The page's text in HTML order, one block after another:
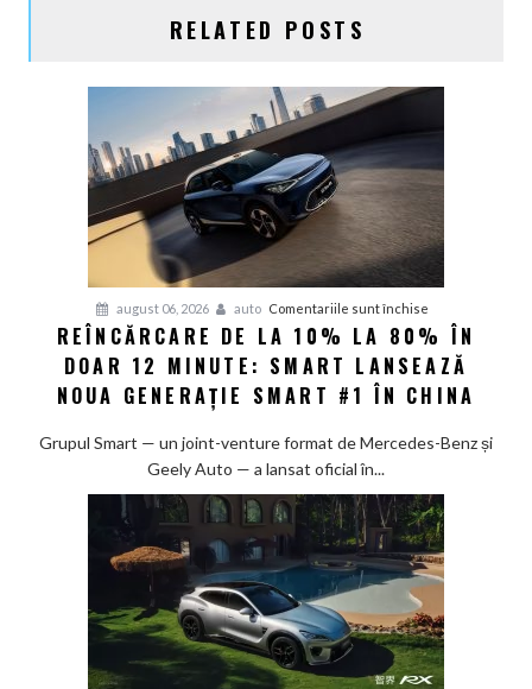
RELATED POSTS
august 06, 2026 auto Comentariile sunt închise
Reîncărcare
de
la
la
doar
12
minute:
lansează
noua
generație
REÎNCĂRCARE DE LA 10% LA 80% ÎN
DOAR 12 MINUTE: SMART LANSEAZĂ
NOUA GENERAȚIE SMART #1 ÎN CHINA
Grupul Smart — un joint-venture format de Mercedes-Benz și
Geely Auto — a lansat oficial în...